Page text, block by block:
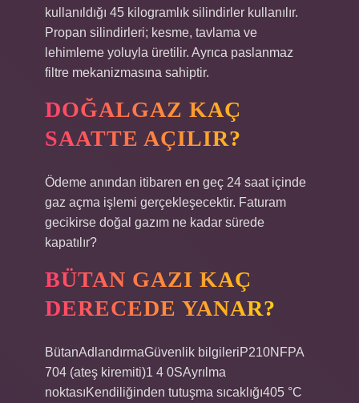
kullanıldığı 45 kilogramlık silindirler kullanılır.
Propan silindirleri; kesme, tavlama ve
lehimleme yoluyla üretilir. Ayrıca paslanmaz
filtre mekanizmasına sahiptir.
DOĞALGAZ KAÇ
SAATTE AÇILIR?
Ödeme anından itibaren en geç 24 saat içinde
gaz açma işlemi gerçekleşecektir. Faturam
gecikirse doğal gazım ne kadar sürede
kapatılır?
BÜTAN GAZI KAÇ
DERECEDE YANAR?
BütanAdlandırmaGüvenlik bilgileriP210NFPA
704 (ateş kiremiti)1 4 0SAyrılma
noktasıKendiliğinden tutuşma sıcaklığı405 °C